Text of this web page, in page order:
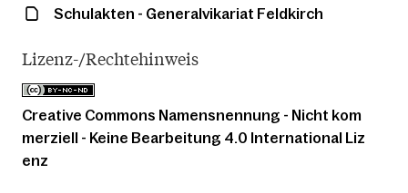
Schulakten - Generalvikariat Feldkirch
Lizenz-/Rechtehinweis
Creative Commons Namensnennung - Nicht kom
merziell - Keine Bearbeitung 4.0 International Liz
enz